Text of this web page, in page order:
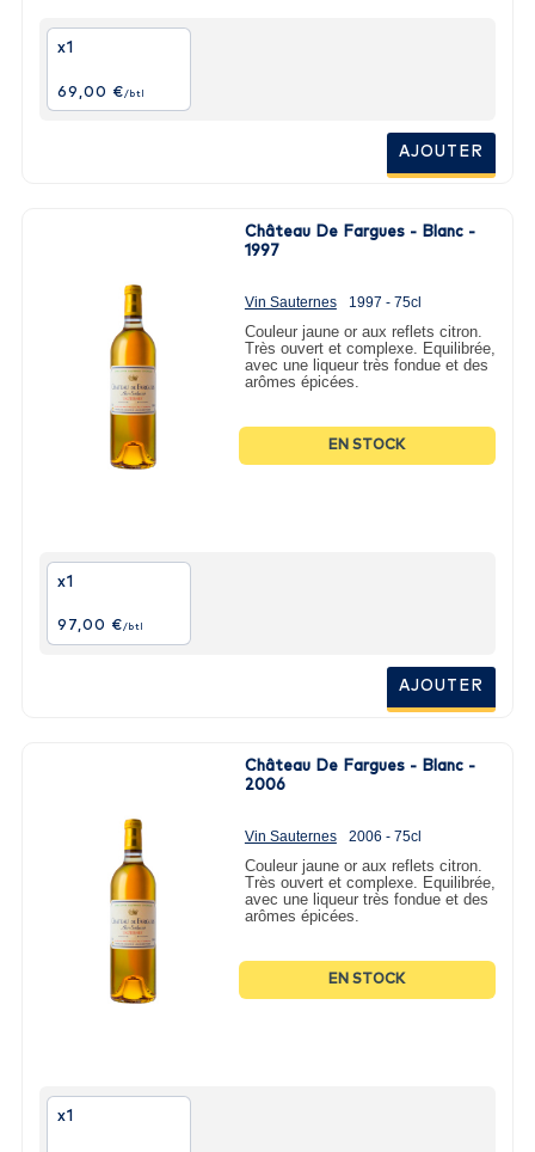
x1
69,00 € /btl
AJOUTER
Château De Fargues - Blanc -
1997
Vin Sauternes 1997 - 75cl
Couleur jaune or aux reflets citron.
Très ouvert et complexe. Equilibrée,
avec une liqueur très fondue et des
arômes épicées.
EN STOCK
x1
97,00 €/btl
AJOUTER
Château De Fargues - Blanc -
2006
Vin Sauternes 2006 - 75cl
Couleur jaune or aux reflets citron.
Très ouvert et complexe. Equilibrée,
avec une liqueur très fondue et des
arômes épicées.
EN STOCK
x1